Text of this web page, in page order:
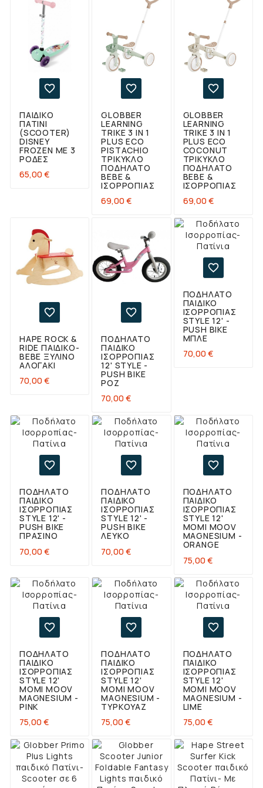

ΠΑΙΔΙΚΌ
ΠΑΤΊΝΙ
(SCOOTER)
DISNEY
FROZEN ΜΕ 3
ΡΌΔΕΣ
65,00 €

GLOBBER
LEARNING
TRIKE 3 IN 1
PLUS ECO
PISTACHIO
ΤΡΊΚΥΚΛΟ
ΠΟΔΉΛΑΤΟ
BEBE &
ΙΣΟΡΡΟΠΊΑΣ
69,00 €

GLOBBER
LEARNING
TRIKE 3 IN 1
PLUS ECO
COCONUT
ΤΡΊΚΥΚΛΟ
ΠΟΔΉΛΑΤΟ
BEBE &
ΙΣΟΡΡΟΠΊΑΣ
69,00 €

HAPE ROCK &
RIDE ΠΑΙΔΙΚΌ-
BEBE ΞΎΛΙΝΟ
ΑΛΟΓΆΚΙ
70,00 €

ΠΟΔΉΛΑΤΟ
ΠΑΙΔΙΚΌ
ΙΣΟΡΡΟΠΊΑΣ
12' STYLE -
PUSH BIKE
ΡΟΖ
70,00 €

ΠΟΔΉΛΑΤΟ
ΠΑΙΔΙΚΌ
ΙΣΟΡΡΟΠΊΑΣ
STYLE 12' -
PUSH BIKE
ΜΠΛΕ
70,00 €

ΠΟΔΉΛΑΤΟ
ΠΑΙΔΙΚΌ
ΙΣΟΡΡΟΠΊΑΣ
STYLE 12' -
PUSH BIKE
ΠΡΆΣΙΝΟ
70,00 €

ΠΟΔΉΛΑΤΟ
ΠΑΙΔΙΚΌ
ΙΣΟΡΡΟΠΊΑΣ
STYLE 12' -
PUSH BIKE
ΛΕΥΚΌ
70,00 €

ΠΟΔΉΛΑΤΟ
ΠΑΙΔΙΚΌ
ΙΣΟΡΡΟΠΊΑΣ
STYLE 12'
MOMI MOOV
MAGNESIUM -
ORANGE
75,00 €

ΠΟΔΉΛΑΤΟ
ΠΑΙΔΙΚΌ
ΙΣΟΡΡΟΠΊΑΣ
STYLE 12'
MOMI MOOV
MAGNESIUM -
PINK
75,00 €

ΠΟΔΉΛΑΤΟ
ΠΑΙΔΙΚΌ
ΙΣΟΡΡΟΠΊΑΣ
STYLE 12'
MOMI MOOV
MAGNESIUM -
ΤΥΡΚΟΥΆΖ
75,00 €

ΠΟΔΉΛΑΤΟ
ΠΑΙΔΙΚΌ
ΙΣΟΡΡΟΠΊΑΣ
STYLE 12'
MOMI MOOV
MAGNESIUM -
LIME
75,00 €